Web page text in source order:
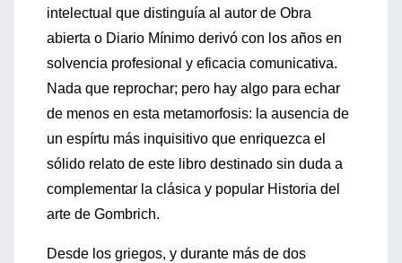
intelectual que distinguía al autor de Obra
abierta o Diario Mínimo derivó con los años en
solvencia profesional y eficacia comunicativa.
Nada que reprochar; pero hay algo para echar
de menos en esta metamorfosis: la ausencia de
un espírtu más inquisitivo que enriquezca el
sólido relato de este libro destinado sin duda a
complementar la clásica y popular Historia del
arte de Gombrich.
Desde los griegos, y durante más de dos